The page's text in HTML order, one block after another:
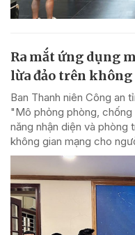
Ra mắt ứng dụng
lừa đảo trên
Ban Thanh niên Công an
"Mô phỏng phòng,
năng nhận diện và phòng
không gian mạng cho